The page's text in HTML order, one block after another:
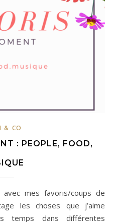
& CO
: PEOPLE, FOOD,
les choses que j’aime
temps dans différentes